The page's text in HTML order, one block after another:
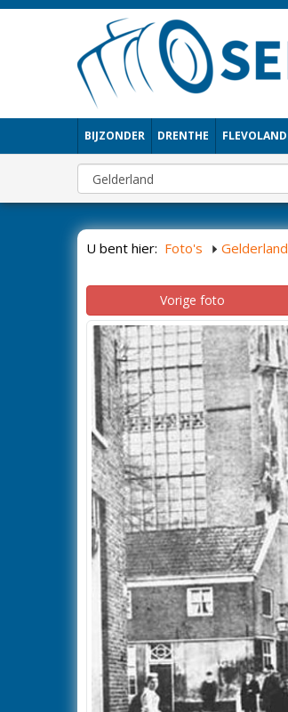
BIJZONDER DRENTHE FLEVOLAND
U bent hier: Foto's Gelderland
Vorige foto